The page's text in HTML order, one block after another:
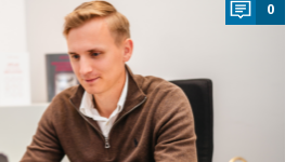
0